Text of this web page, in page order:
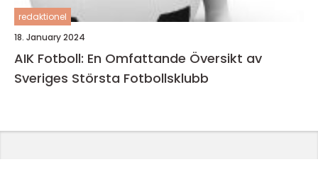
redaktionel
18. January 2024
AIK Fotboll: En Omfattande Översikt av
Sveriges Största Fotbollsklubb